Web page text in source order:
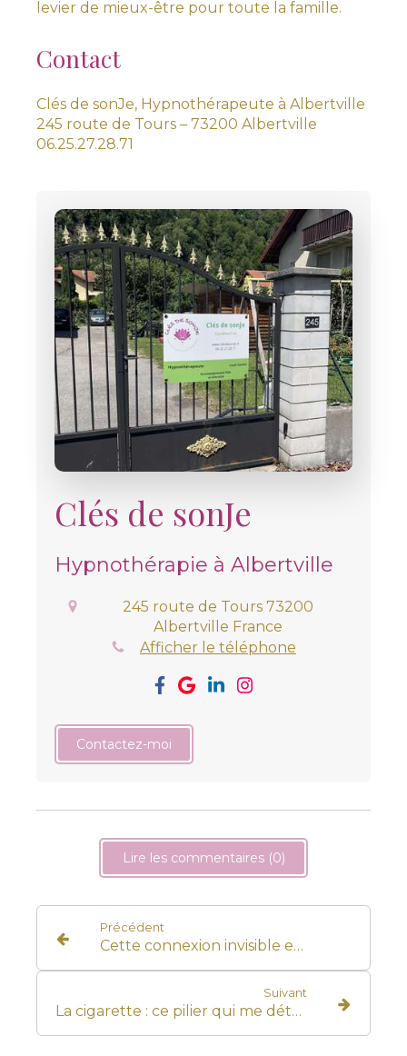
levier de mieux-être pour toute la famille.
Contact
Clés de sonJe, Hypnothérapeute à Albertville
245 route de Tours – 73200 Albertville
06.25.27.28.71
Clés de sonJe
Hypnothérapie à Albertville
245 route de Tours 73200
Albertville France
Afficher le téléphone
Contactez-moi
Lire les commentaires (0)
Précédent
Cette connexion invisible entre le praticien et le consultant
Suivant
La cigarette : ce pilier qui me détruit